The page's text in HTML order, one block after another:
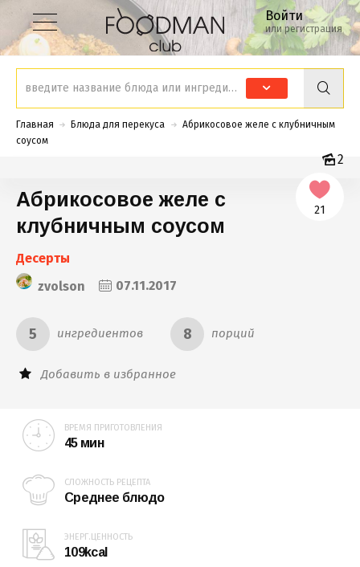
Войти
или регистрация
Главная Блюда для перекуса
Абрикосовое желе с клубничным
соусом
Абрикосовое желе с
клубничным соусом
Десерты
zvolson
07.11.2017
5 ингредиентов 8 порций
Добавить в избранное
21
2
ВРЕМЯ ПРИГОТОВЛЕНИЯ
45 мин
СЛОЖНОСТЬ РЕЦЕПТА
Среднее блюдо
ЭНЕРГ.ЦЕННОСТЬ
109kcal